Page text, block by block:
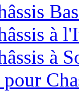
à
à
pour